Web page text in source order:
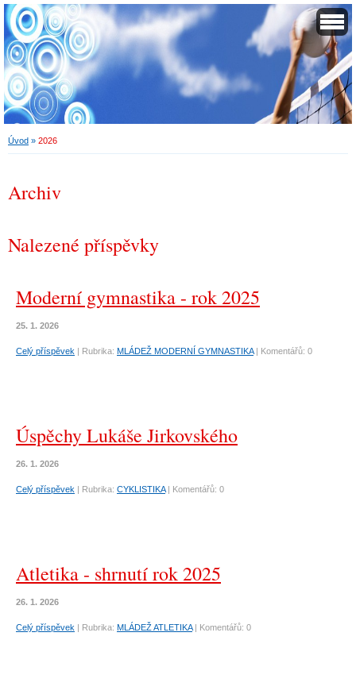
Úvod » 2026
Archiv
Nalezené příspěvky
Moderní gymnastika - rok 2025
25. 1. 2026
Celý příspěvek | Rubrika: MLÁDEŽ MODERNÍ GYMNASTIKA | Komentářů: 0
Úspěchy Lukáše Jirkovského
26. 1. 2026
Celý příspěvek | Rubrika: CYKLISTIKA | Komentářů: 0
Atletika - shrnutí rok 2025
26. 1. 2026
Celý příspěvek | Rubrika: MLÁDEŽ ATLETIKA | Komentářů: 0